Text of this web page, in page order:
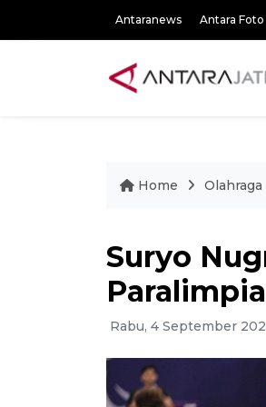
Antaranews Antara Foto
Home Olahraga
Suryo
Rabu, 4 September